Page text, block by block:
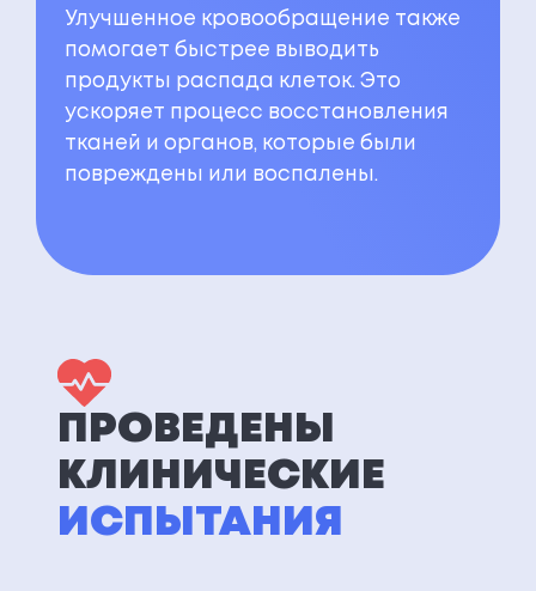
Улучшенное кровообращение также
помогает быстрее выводить
продукты распада клеток. Это
ускоряет процесс восстановления
тканей и органов, которые были
повреждены или воспалены.
ПРОВЕДЕНЫ
КЛИНИЧЕСКИЕ
ИСПЫТАНИЯ